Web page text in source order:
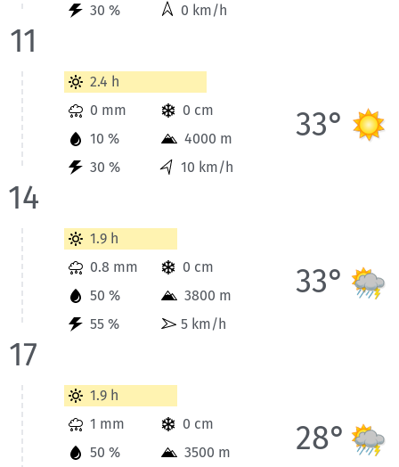
11
30 %
0 km/h
Wetterinformationen der Station Gap für Heute bis 14 Uhr.
14
2.4 h
0 mm
0 cm
30 %
10 %
4000 m
10 km/h
33°
Wetterinformationen der Station Gap für Heute bis 17 Uhr.
17
1.9 h
0.8 mm
0 cm
55 %
50 %
3800 m
5 km/h
33°
Wetterinformationen der Station Gap für Heute bis 20 Uhr.
1.9 h
1 mm
0 cm
50 %
3500 m
28°